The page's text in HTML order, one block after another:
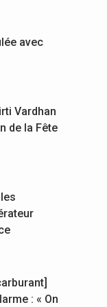
avec
Vardhan
de la Fête
: « On